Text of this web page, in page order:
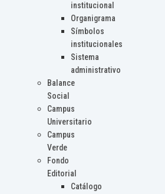
institucional
Organigrama
Símbolos
institucionales
Sistema
administrativo
Balance
Social
Campus
Universitario
Campus
Verde
Fondo
Editorial
Catálogo